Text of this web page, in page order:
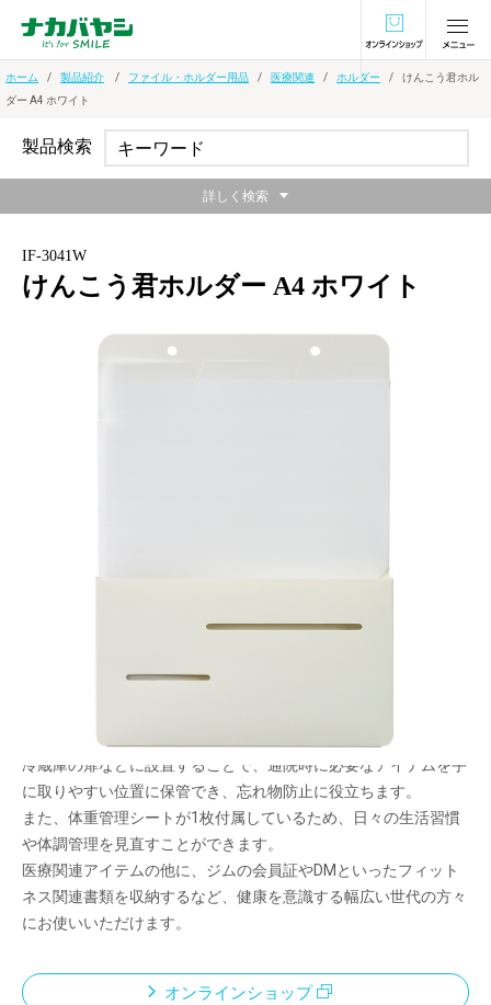
オンラインショ
ホーム 製品紹介 ファイル・ホルダー用品 医療関連 ホルダー
けんこう君ホル
ダー A4 ホワイト
IF-3041W
けんこう君ホルダー A4 ホワイト
メーカー希望小売価格：
やおくすり手帳・領収書など医療関連のアイテムを3種類の専用
背面にある壁掛け穴や付属品のマグネットシートを使用し、壁や
冷蔵庫の扉などに設置することで、通院時に必要なアイテムを手
に取りやすい位置に保管でき、忘れ物防止に役立ちます。
また、体重管理シートが1枚付属しているため、日々の生活習慣
や体調管理を見直すことができます。
医療関連アイテムの他に、ジムの会員証やDMといったフィット
ネス関連書類を収納するなど、健康を意識する幅広い世代の方々
にお使いいただけます。
オンラインショップ
製品検索
詳しく検索